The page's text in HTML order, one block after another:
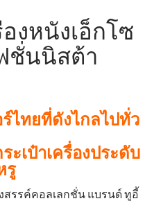
งหนังเอ็กโซ
ชั่นนิสต้า
ไทยที่ดังไกลไปทั่ว
เป๋าเครื่องประดับ
รู
สรรค์คอลเลกชั่น แบรนด์ ทูอี้